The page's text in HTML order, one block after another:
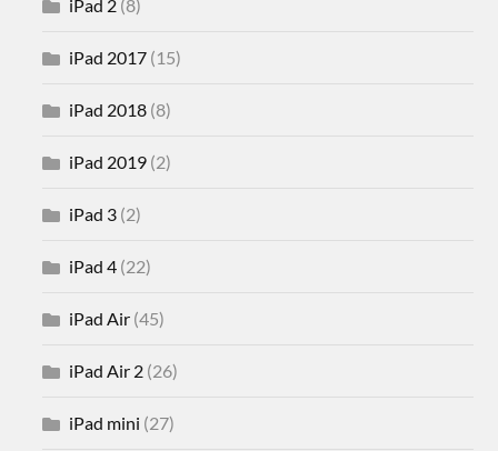
iPad 2 (8)
iPad 2017 (15)
iPad 2018 (8)
iPad 2019 (2)
iPad 3 (2)
iPad 4 (22)
iPad Air (45)
iPad Air 2 (26)
iPad mini (27)